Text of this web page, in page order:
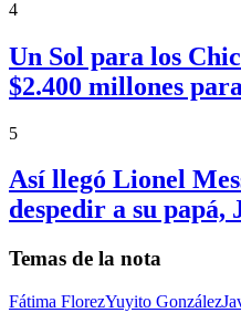
4
Un Sol para los
$2.400 millones
5
Así llegó Lionel
despedir a su papá,
Temas de la nota
Fátima FlorezYuyito González